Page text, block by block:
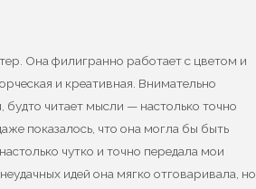
Она филигранно работает с цветом и
и креативная. Внимательно
будто читает мысли — настолько точно
показалось, что она могла бы быть
чутко и точно передала мои
идей она мягко отговаривала, но